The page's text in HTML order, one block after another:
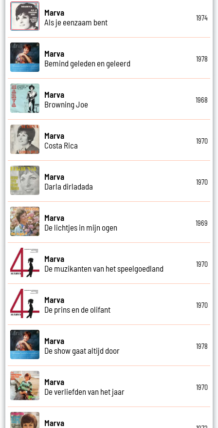
Marva
Als je eenzaam bent
1974
Marva
Bemind geleden en geleerd
1978
Marva
Browning Joe
1968
Marva
Costa Rica
1970
Marva
Darla dirladada
1970
Marva
De lichtjes in mijn ogen
1969
Marva
De muzikanten van het speelgoedland
1970
Marva
De prins en de olifant
1970
Marva
De show gaat altijd door
1978
Marva
De verliefden van het jaar
1970
Marva